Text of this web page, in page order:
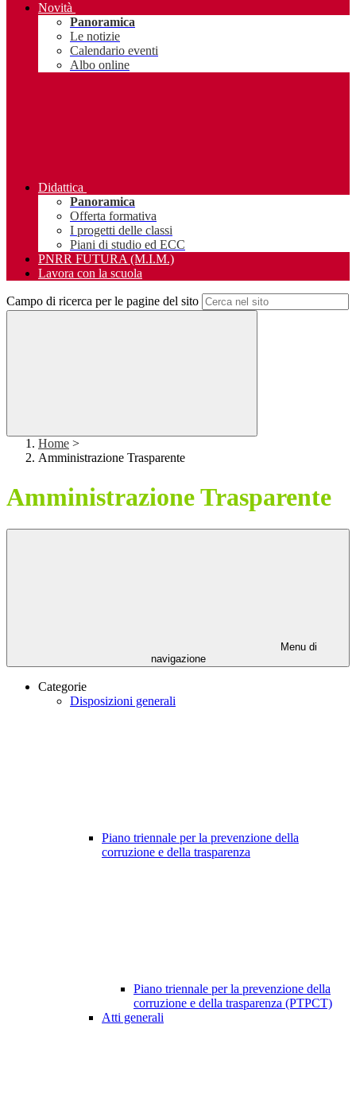
Novità
Panoramica
Le notizie
Calendario eventi
Albo online
Didattica
Panoramica
Offerta formativa
I progetti delle classi
Piani di studio ed ECC
PNRR FUTURA (M.I.M.)
Lavora con la scuola
Campo di ricerca per le pagine del sito
Home >
Amministrazione Trasparente
Amministrazione Trasparente
Menu di
navigazione
Categorie
Disposizioni generali
Piano triennale per la prevenzione della
corruzione e della trasparenza
Piano triennale per la prevenzione della
corruzione e della trasparenza (PTPCT)
Atti generali